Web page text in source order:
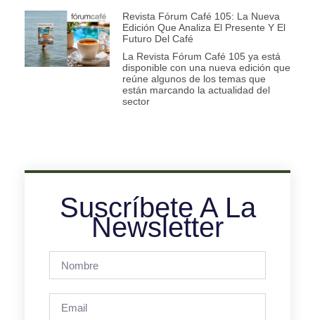
Revista Fórum Café 105: La Nueva
Edición Que Analiza El Presente Y El
Futuro Del Café
La Revista Fórum Café 105 ya está
disponible con una nueva edición que
reúne algunos de los temas que
están marcando la actualidad del
sector
Suscríbete A La
Newsletter